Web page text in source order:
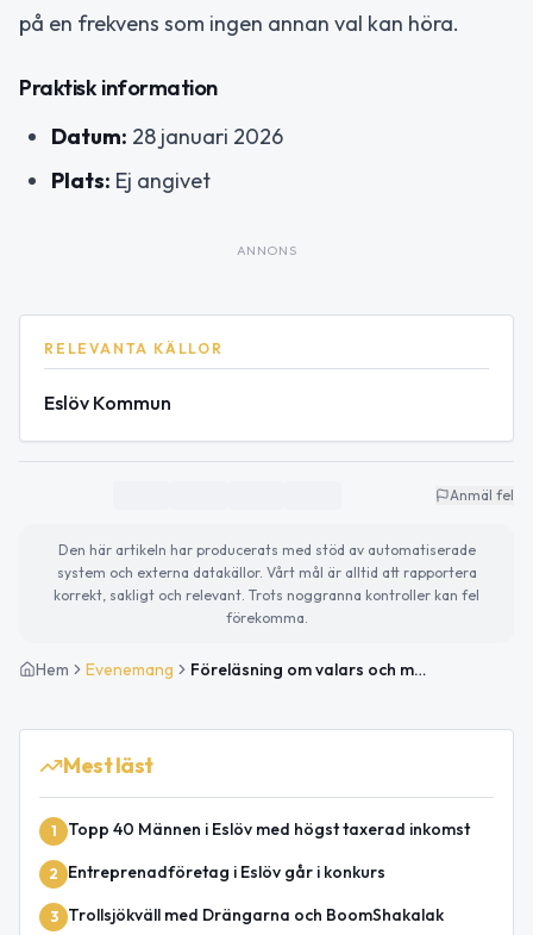
på en frekvens som ingen annan val kan höra.
Praktisk information
Datum: 28 januari 2026
Plats: Ej angivet
ANNONS
RELEVANTA KÄLLOR
Eslöv Kommun
Anmäl fel
Den här artikeln har producerats med stöd av automatiserade
system och externa datakällor. Vårt mål är alltid att rapportera
korrekt, sakligt och relevant. Trots noggranna kontroller kan fel
förekomma.
Hem Evenemang Föreläsning om valars och människors ensamhet
Mest läst
1 Topp 40 Männen i Eslöv med högst taxerad inkomst
2 Entreprenadföretag i Eslöv går i konkurs
3 Trollsjökväll med Drängarna och BoomShakalak